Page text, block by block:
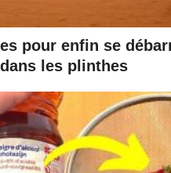
pour enfin se
les plinthes